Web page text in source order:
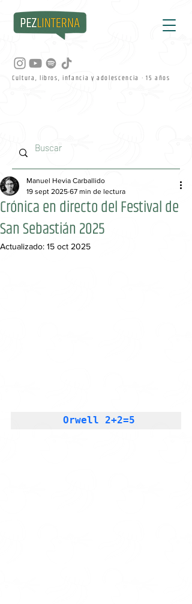
Cultura, libros, infancia y adolescencia · 15 años
Crónica en directo del Festival de
San Sebastián 2025
Manuel Hevia Carballido
19 sept 2025 67 min de lectura
Actualizado: 15 oct 2025
Orwell 2+2=5